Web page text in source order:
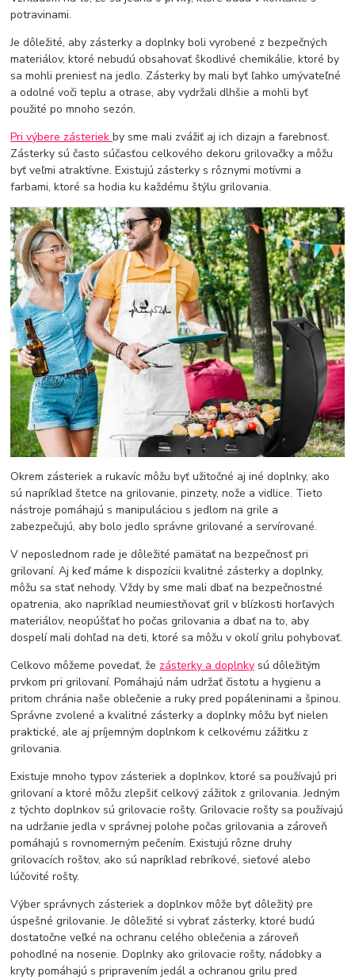
potravinami.
Je dôležité, aby zásterky a doplnky boli vyrobené z bezpečných
materiálov, ktoré nebudú obsahovať škodlivé chemikálie, ktoré by
sa mohli preniesť na jedlo. Zásterky by mali byť ľahko umývateľné
a odolné voči teplu a otrase, aby vydržali dlhšie a mohli byť
použité po mnoho sezón.
Pri výbere zásteriekby sme mali zvážiť aj ich dizajn a farebnosť.
Zásterky sú často súčasťou celkového dekoru grilovačky a môžu
byť veľmi atraktívne. Existujú zásterky s rôznymi motívmi a
farbami, ktoré sa hodia ku každému štýlu grilovania.
Okrem zásteriek a rukavíc môžu byť užitočné aj iné doplnky, ako
sú napríklad štetce na grilovanie, pinzety, nože a vidlice. Tieto
nástroje pomáhajú s manipuláciou s jedlom na grile a
zabezpečujú, aby bolo jedlo správne grilované a servírované.
V neposlednom rade je dôležité pamätať na bezpečnosť pri
grilovaní. Aj keď máme k dispozícii kvalitné zásterky a doplnky,
môžu sa stať nehody. Vždy by sme mali dbať na bezpečnostné
opatrenia, ako napríklad neumiestňovať gril v blízkosti horľavých
materiálov, neopúšťať ho počas grilovania a dbať na to, aby
dospelí mali dohľad na deti, ktoré sa môžu v okolí grilu pohybovať.
Celkovo môžeme povedať, že zásterky a doplnky sú dôležitým
prvkom pri grilovaní. Pomáhajú nám udržať čistotu a hygienu a
pritom chránia naše oblečenie a ruky pred popáleninami a špinou.
Správne zvolené a kvalitné zásterky a doplnky môžu byť nielen
praktické, ale aj príjemným doplnkom k celkovému zážitku z
grilovania.
Existuje mnoho typov zásteriek a doplnkov, ktoré sa používajú pri
grilovaní a ktoré môžu zlepšiť celkový zážitok z grilovania. Jedným
z týchto doplnkov sú grilovacie rošty. Grilovacie rošty sa používajú
na udržanie jedla v správnej polohe počas grilovania a zároveň
pomáhajú s rovnomerným pečením. Existujú rôzne druhy
grilovacích roštov, ako sú napríklad rebríkové, sieťové alebo
lúčovité rošty.
Výber správnych zásteriek a doplnkov môže byť dôležitý pre
úspešné grilovanie. Je dôležité si vybrať zásterky, ktoré budú
dostatočne veľké na ochranu celého oblečenia a zároveň
pohodlné na nosenie. Doplnky ako grilovacie rošty, nádobky a
kryty pomáhajú s pripravením jedál a ochranou grilu pred